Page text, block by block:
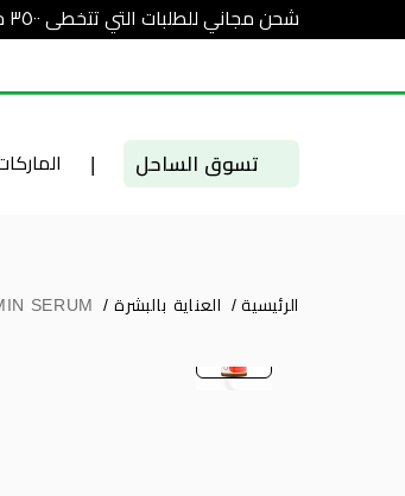
شحن مجاني للطلبات التي تتخطى ٣٥٠٠ جنيه
تسوق الساحل |
الرئيسية / العناية بالبشرة /
SERUM